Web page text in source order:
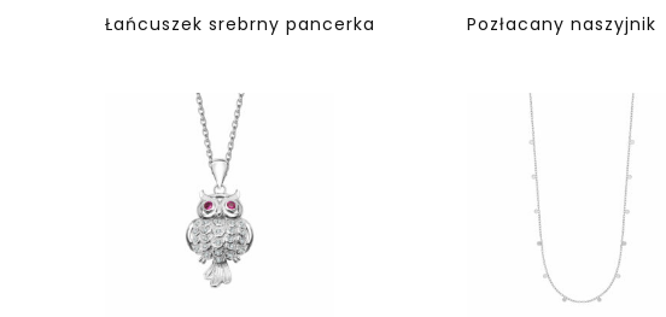
Łańcuszek srebrny pancerka Pozłacany naszyjnik